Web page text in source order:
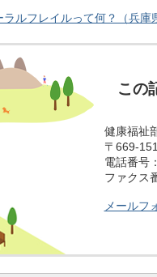
ラルフレイルって何？（兵庫
この
健康福祉
〒669-
電話番号
ファクス
メールフ